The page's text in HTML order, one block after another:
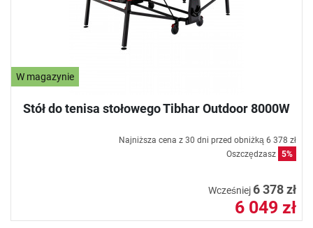
W magazynie
Stół do tenisa stołowego Tibhar Outdoor 8000W
Najniższa cena z 30 dni przed obniżką 6 378 zł
Oszczędzasz 5%
Wcześniej 6 378 zł
6 049 zł